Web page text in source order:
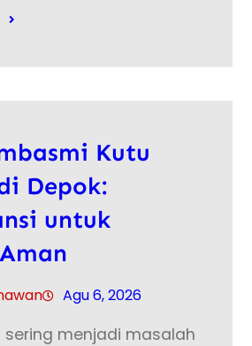
Kutu
Depok:
untuk
Agu 6, 2026
sering menjadi masalah